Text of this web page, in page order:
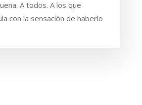
A todos. A los que
con la sensación de haberlo